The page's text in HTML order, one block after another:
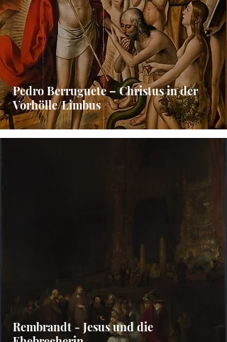
Pedro Berruguete – Christus in der
Vorhölle/Limbus
Rembrandt - Jesus und die